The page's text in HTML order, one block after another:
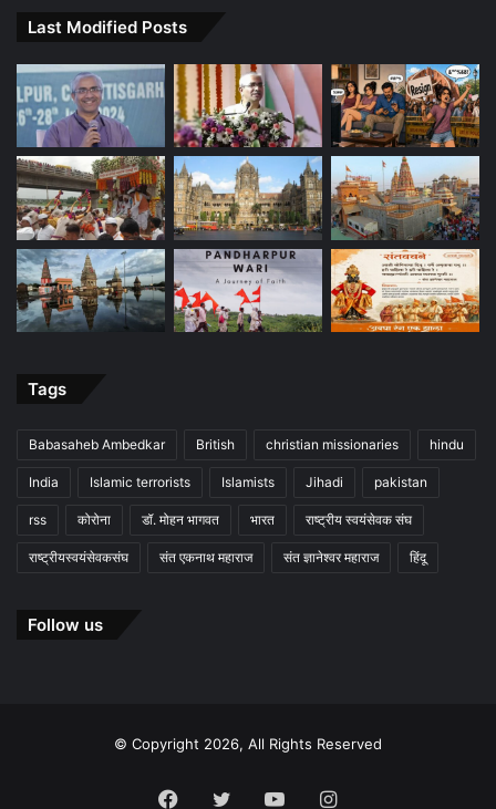
Last Modified Posts
Tags
Babasaheb Ambedkar British christian missionaries hindu
India Islamic terrorists Islamists Jihadi pakistan
rss कोरोना डॉ. मोहन भागवत भारत राष्ट्रीय स्वयंसेवक संघ
राष्ट्रीयस्वयंसेवकसंघ संत एकनाथ महाराज संत ज्ञानेश्वर महाराज हिंदू
Follow us
© Copyright 2026, All Rights Reserved
Facebook
TwitterYouTubeInstagram